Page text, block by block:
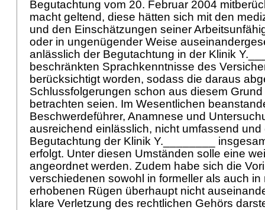
Begutachtung vom 20. Februar 2004
macht geltend, diese hätten sich mit den
und den Einschätzungen seiner
oder in ungenügender Weise
anlässlich der Begutachtung in der Klinik
beschränkten Sprachkenntnisse des
berücksichtigt worden, sodass die daraus
Schlussfolgerungen schon aus diesem
betrachten seien. Im Wesentlichen
Beschwerdeführer, Anamnese und
ausreichend einlässlich, nicht umfassend und
Begutachtung der Klinik Y.________
erfolgt. Unter diesen Umständen solle eine
angeordnet werden. Zudem habe sich die
verschiedenen sowohl in formeller als auch in
erhobenen Rügen überhaupt nicht
klare Verletzung des rechtlichen Gehörs